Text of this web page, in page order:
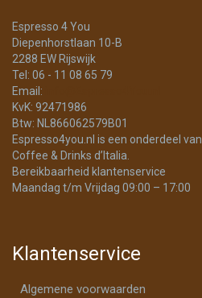
Espresso 4 You
Diepenhorstlaan 10-B
2288 EW Rijswijk
Tel: 06 - 11 08 65 79
Email:
KvK: 92471986
Btw: NL866062579B01
Espresso4you.nl is een onderdeel van
Coffee & Drinks d’Italia.
Bereikbaarheid klantenservice
Maandag t/m Vrijdag 09:00 – 17:00
Klantenservice
Algemene voorwaarden